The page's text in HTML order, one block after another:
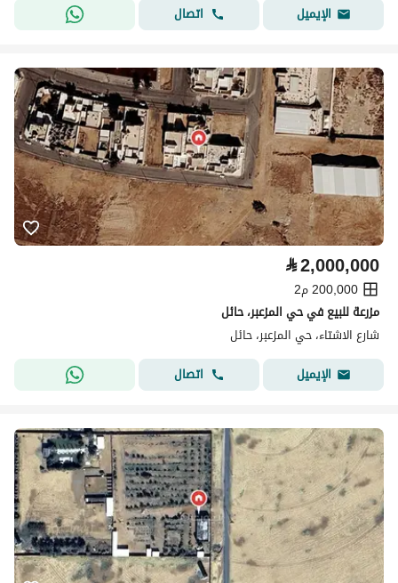
الإيميل
اتصال
⃁2,000,000
200,000 م2
مزرعة للبيع في حي المزعبر، حائل
شارع الاشتاء، حي المزعبر، حائل
الإيميل
اتصال